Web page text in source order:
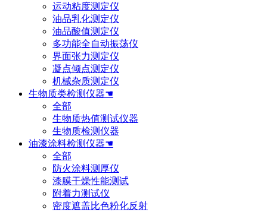
运动粘度测定仪
油品乳化测定仪
油品酸值测定仪
多功能全自动振荡仪
界面张力测定仪
凝点倾点测定仪
机械杂质测定仪
生物质类检测仪器☚
全部
生物质热值测试仪器
生物质检测仪器
油漆涂料检测仪器☚
全部
防火涂料测厚仪
漆膜干燥性能测试
附着力测试仪
密度遮盖比色粉化反射